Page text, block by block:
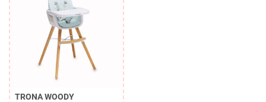
TRONA WOODY